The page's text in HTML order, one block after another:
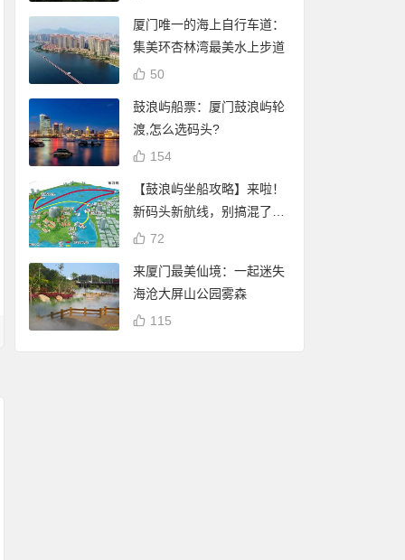
厦门唯一的海上自行车道：
集美环杏林湾最美水上步道
50
鼓浪屿船票：厦门鼓浪屿轮
渡,怎么选码头?
154
【鼓浪屿坐船攻略】来啦！
新码头新航线，别搞混了
哦！72
来厦门最美仙境：一起迷失
海沧大屏山公园雾森
115